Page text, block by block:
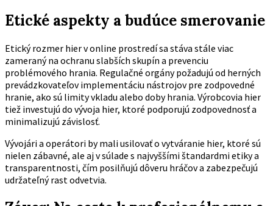
Etické aspekty a budúce smerovanie
Etický rozmer hier v online prostredí sa stáva stále viac
zameraný na ochranu slabších skupín a prevenciu
problémového hrania. Regulačné orgány požadujú od herných
prevádzkovateľov implementáciu nástrojov pre zodpovedné
hranie, ako sú limity vkladu alebo doby hrania. Výrobcovia hier
tiež investujú do vývoja hier, ktoré podporujú zodpovednosť a
minimalizujú závislosť.
Vývojári a operátori by mali usilovať o vytváranie hier, ktoré sú
nielen zábavné, ale aj v súlade s najvyššími štandardmi etiky a
transparentnosti, čím posilňujú dôveru hráčov a zabezpečujú
udržateľný rast odvetvia.